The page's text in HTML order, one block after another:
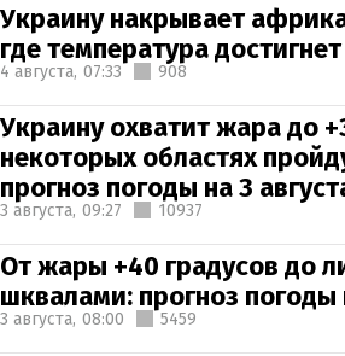
Украину накрывает
где температура
4 августа, 07:33 908
Украину охватит жара до
некоторых областях
прогноз погоды на 3
3 августа, 09:27 10937
От жары +40 градусов до
шквалами: прогноз
3 августа, 08:00 5459